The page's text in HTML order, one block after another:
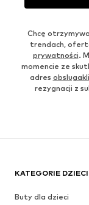
Chcę
trendach,
prywatności.
momencie ze
adres
rezygnacji z
KATEGORIE
Buty dla dzieci